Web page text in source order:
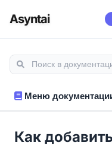
Asyntai
Меню
Как